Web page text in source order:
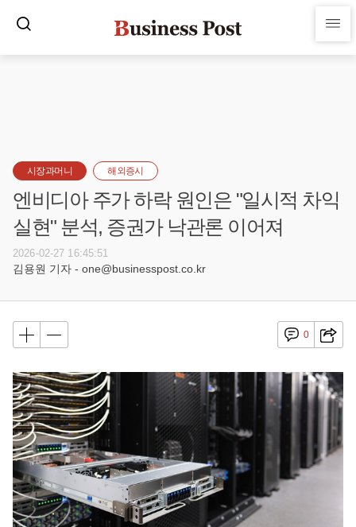
시장과머니 해외증시
엔비디아 주가 하락 원인은 "일시적 차익
실현" 분석, 증권가 낙관론 이어져
2026-02-27 16:45:51
김용원 기자 - one@businesspost.co.kr
0